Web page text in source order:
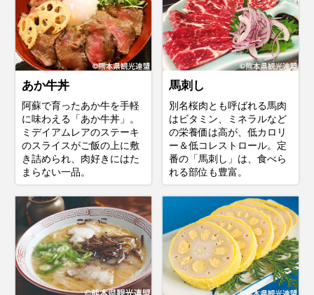
あか牛丼
阿蘇で育ったあか牛を手軽
に味わえる「あか牛丼」。
ミデイアムレアのステーキ
のスライスがご飯の上に敷
き詰められ、肉好きにはた
まらない一品。
馬刺し
別名桜肉とも呼ばれる馬肉
はビタミン、ミネラルなど
の栄養価は高が、低カロリ
ー＆低コレストロール。定
番の「馬刺し」は、食べら
れる部位も豊富。